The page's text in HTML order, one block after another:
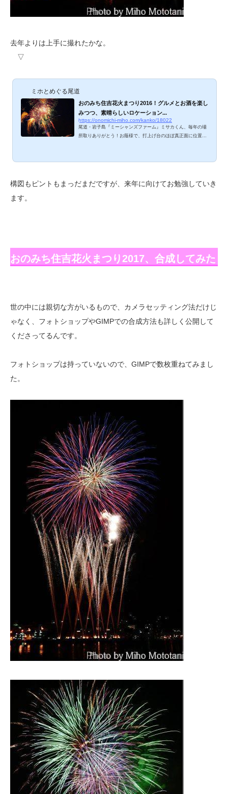
去年よりは上手に撮れたかな。
▽
ミホとめぐる尾道
おのみち住吉花火まつり2016！グルメとお酒を楽し
みつつ、素晴らしいロケーション...
https://onomichi-miho.com/kanko/18022
尾道・岩子島『ミーシャンズファーム』ミサカくん、毎年の場
所取りありがとう！お蔭様で、打上げ台のほぼ真正面に位置す
大に打ち上げられる色鮮やかな花火。写真はまだまだ下手っぴ
保！本当にありがとう！！お料理上手な素敵マダムMasukoさ
構図もピントもまっだまだですが、来年に向けてお勉強していき
ます。
おのみち住吉花火まつり2017、合成してみた
世の中には親切な方がいるもので、カメラセッティング法だけじ
ゃなく、フォトショップやGIMPでの合成方法も詳しく公開して
くださってるんです。
フォトショップは持っていないので、GIMPで数枚重ねてみまし
た。